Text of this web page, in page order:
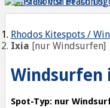
Rhodos Kitespots /
Ixia [nur Windsurfen]
Windsurfen
Spot-Typ: nur